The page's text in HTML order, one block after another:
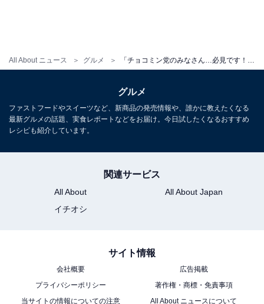
All About ニュース グルメ
グルメ
ファストフードやスイーツなど、新商品の発売情報や、誰かに教えたくなる
最新グルメの話題、実食レポートなどをお届け。今日試したくなるおすすめ
レシピも紹介しています。
関連サービス
All About
All About Japan
イチオシ
サイト情報
会社概要
広告掲載
プライバシーポリシー
著作権・商標・免責事項
当サイトの情報についての注意
All About ニュースについて